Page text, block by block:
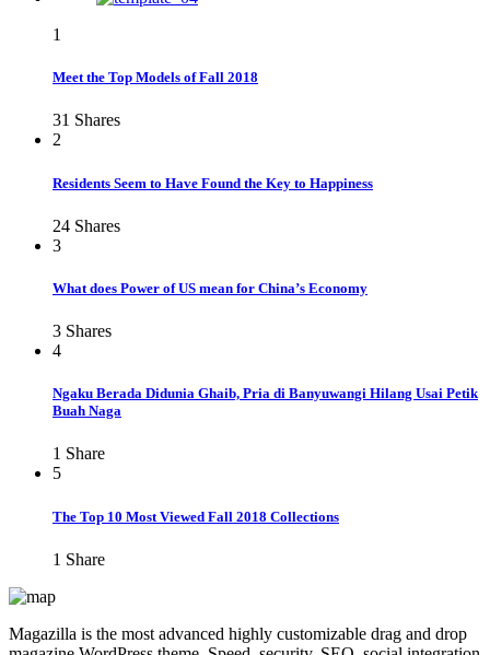
1
Meet the Top Models of Fall 2018
31 Shares
2
Residents Seem to Have Found the Key to Happiness
24 Shares
3
What does Power of US mean for China’s Economy
3 Shares
4
Ngaku Berada Didunia Ghaib, Pria di Banyuwangi Hilang Usai Petik
Buah Naga
1 Share
5
The Top 10 Most Viewed Fall 2018 Collections
1 Share
Magazilla is the most advanced highly customizable drag and drop